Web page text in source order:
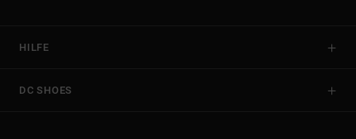
HILFE
DC SHOES